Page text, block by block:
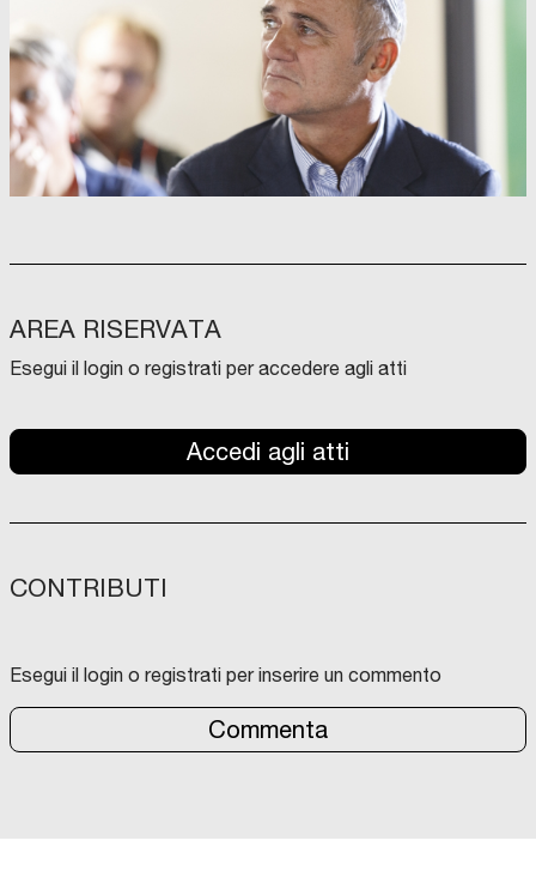
AREA RISERVATA
Esegui il login o registrati per accedere agli atti
Accedi agli atti
CONTRIBUTI
Esegui il login o registrati per inserire un commento
Commenta